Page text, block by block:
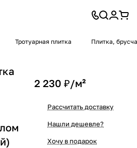
Тротуарная плитка Плитка,
2 230 ₽/м²
Рассчитать доставку
Нашли дешевле?
Хочу в подарок